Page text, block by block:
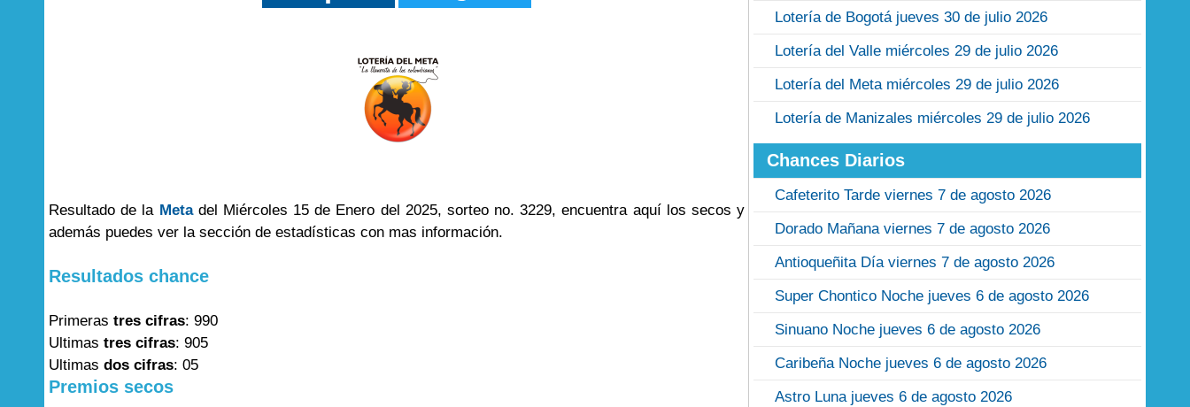
Resultado de la Metadel Miércoles 15 de Enero del 2025, sorteo no. 3229, encuentra aquí los secos y
además puedes ver la sección de estadísticas con mas información.
Resultados chance
Primeras tres cifras: 990
Ultimas tres cifras: 905
Ultimas dos cifras: 05
Premios secos
Lotería de Bogotá jueves 30 de julio 2026
Lotería del Valle miércoles 29 de julio 2026
Lotería del Meta miércoles 29 de julio 2026
Lotería de Manizales miércoles 29 de julio 2026
Chances Diarios
Cafeterito Tarde viernes 7 de agosto 2026
Dorado Mañana viernes 7 de agosto 2026
Antioqueñita Día viernes 7 de agosto 2026
Super Chontico Noche jueves 6 de agosto 2026
Sinuano Noche jueves 6 de agosto 2026
Caribeña Noche jueves 6 de agosto 2026
Astro Luna jueves 6 de agosto 2026